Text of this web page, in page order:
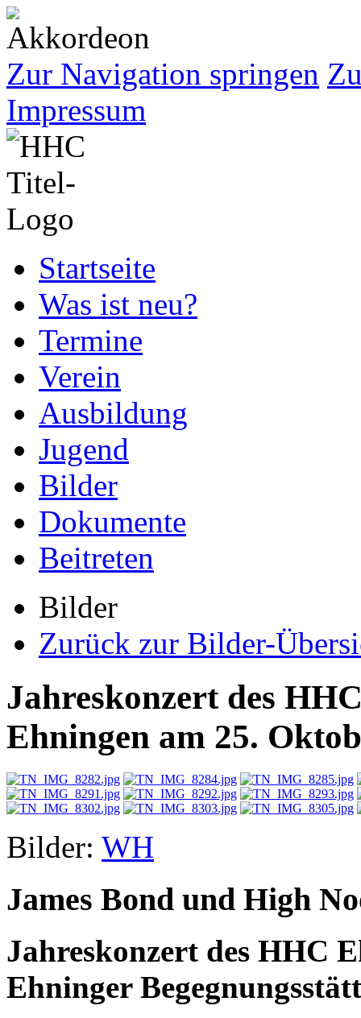
Zur Navigation springen
Impressum
Startseite
Was ist neu?
Termine
Verein
Ausbildung
Jugend
Bilder
Dokumente
Beitreten
Bilder
Zurück zur Bilder-
Jahreskonzert des
Ehningen am 25.
Bilder: WH
James Bond und High
Jahreskonzert des HHC
Ehninger